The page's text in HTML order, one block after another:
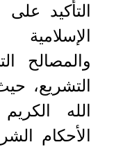
التأكيد
والمصالح
التشريع،
الله
الأحكام